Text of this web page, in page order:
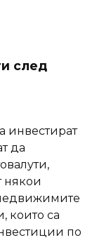
след
инвестират
да
някои
които са
по